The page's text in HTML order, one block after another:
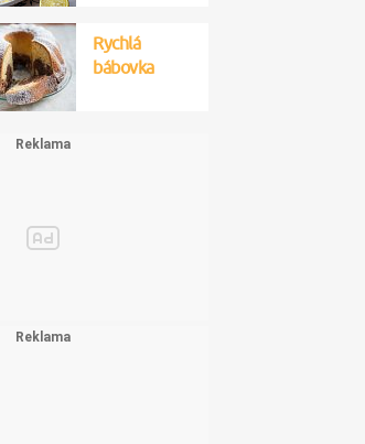
Rychlá
bábovka